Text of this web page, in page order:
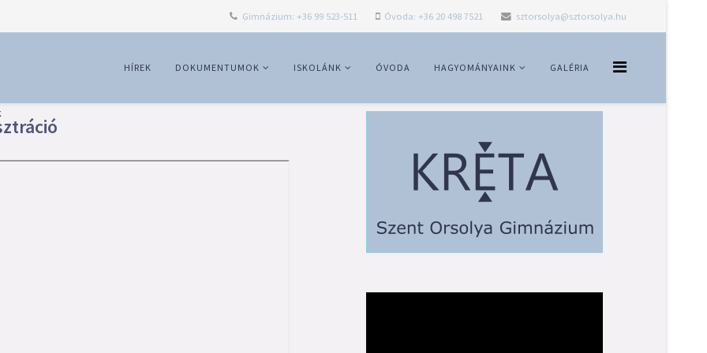
Gimnázium: +36 99 523-511 Óvoda: +36 20 498 7521 sztorsolya@sztorsolya.hu
HÍREK DOKUMENTUMOK ISKOLÁNK ÓVODA HAGYOMÁNYAINK GALÉRIA